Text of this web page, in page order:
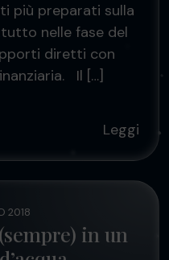
più preparati sulla
nelle fase del
diretti con
Il […]
Leggi
2018
in un